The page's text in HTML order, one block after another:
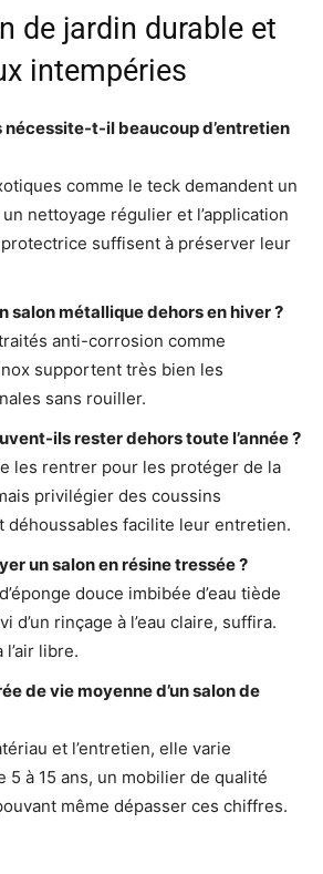
de jardin durable et
intempéries
nécessite-t-il beaucoup d’entretien
comme le teck demandent un
nettoyage régulier et l’application
protectrice suffisent à préserver leur
salon métallique dehors en hiver ?
anti-corrosion comme
supportent très bien les
sans rouiller.
ils rester dehors toute l’année ?
les rentrer pour les protéger de la
privilégier des coussins
déhoussables facilite leur entretien.
un salon en résine tressée ?
douce imbibée d’eau tiède
d’un rinçage à l’eau claire, suffira.
libre.
de vie moyenne d’un salon de
et l’entretien, elle varie
5 à 15 ans, un mobilier de qualité
même dépasser ces chiffres.